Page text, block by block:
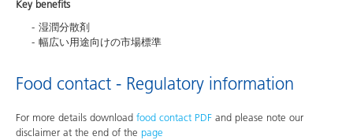
Key benefits
湿潤分散剤
幅広い用途向けの市場標準
Food contact - Regulatory information
For more details download food contact PDF and please note our
disclaimer at the end of the page